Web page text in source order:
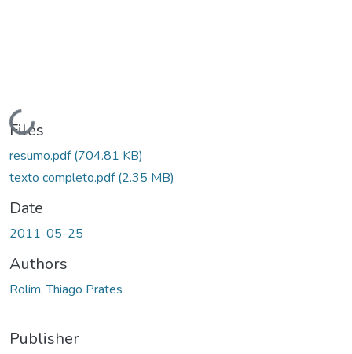
Files
resumo.pdf(704.81 KB)
texto completo.pdf(2.35 MB)
Date
2011-05-25
Authors
Rolim, Thiago Prates
Publisher